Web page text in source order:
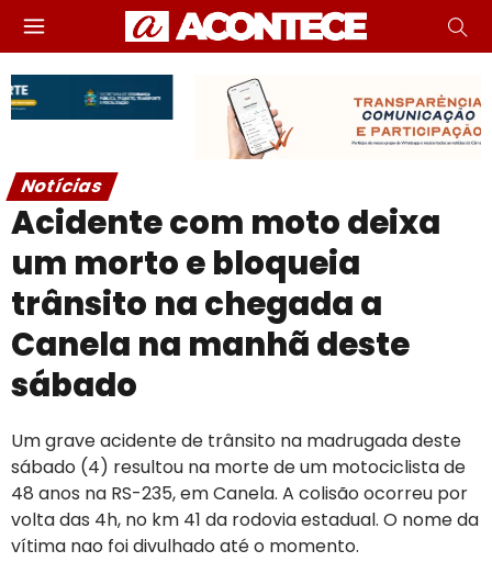
Notícias
Acidente com moto deixa
um morto e bloqueia
trânsito na chegada a
Canela na manhã deste
sábado
Um grave acidente de trânsito na madrugada deste
sábado (4) resultou na morte de um motociclista de
48 anos na RS-235, em Canela. A colisão ocorreu por
volta das 4h, no km 41 da rodovia estadual. O nome da
vítima nao foi divulhado até o momento.